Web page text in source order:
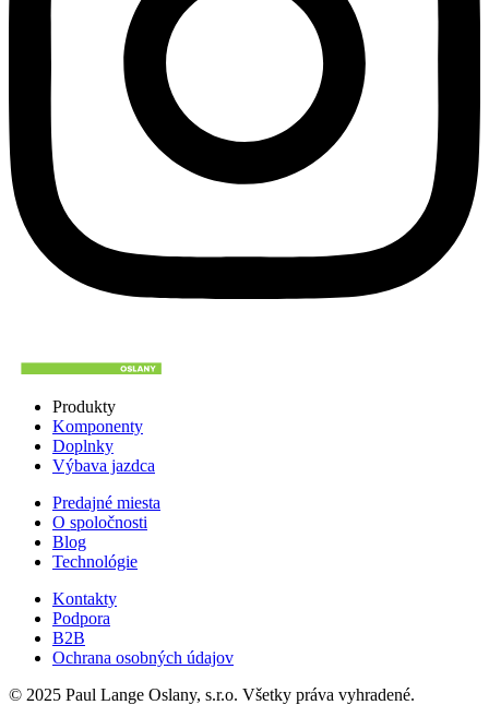
Produkty
Komponenty
Doplnky
Výbava jazdca
Predajné miesta
O spoločnosti
Blog
Technológie
Kontakty
Podpora
B2B
Ochrana osobných údajov
© 2025 Paul Lange Oslany, s.r.o. Všetky práva vyhradené.